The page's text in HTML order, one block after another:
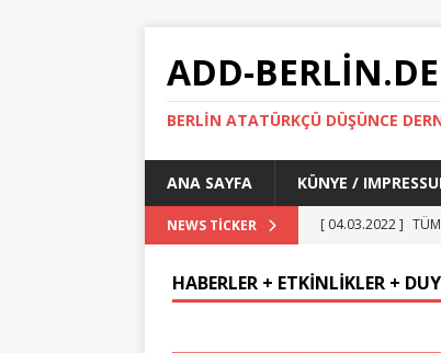
ADD-BERLIN.DE
BERLİN ATATÜRKÇÜ DÜŞÜNCE
ANA SAYFA KÜNYE /
NEWS TICKER [ 04.03.2022 ]
[ 19.04.2025 ] 23
HABERLER + ETKİNLİKLER +